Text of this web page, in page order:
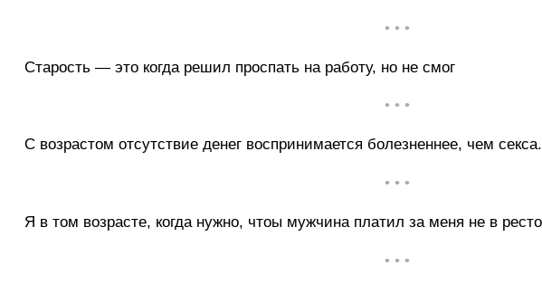
• • •
Старость — это когда решил проспать на работу, но не смог
• • •
С возрастом отсутствие денег воспринимается болезненнее, чем секса.
• • •
Я в том возрасте, когда нужно, чтоы мужчина платил за меня не в
• • •